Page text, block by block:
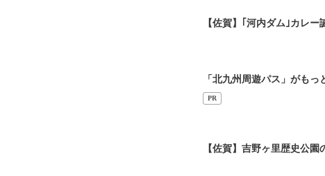
【佐賀】｢河内ダム｣カレ
「北九州周遊パス」がも
PR
【佐賀】吉野ヶ里歴史公